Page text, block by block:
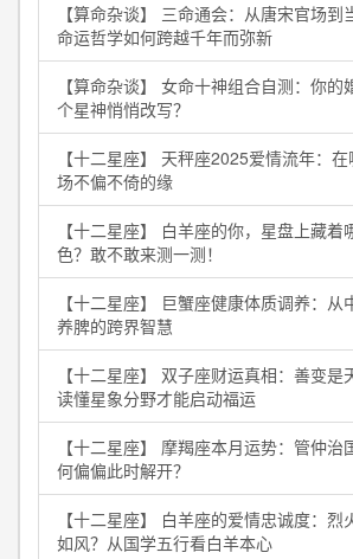
【算命杂谈】 三命通会：从唐宋官场到
命运哲学如何跨越千年而弥新
【算命杂谈】 女命十神组合自测：你的
个星神悄悄改写？
【十二星座】 天秤座2025爱情流年：
场不偏不倚的缘
【十二星座】 白羊座的你，星盘上藏着
色？敢不敢来测一测！
【十二星座】 巨蟹座健康体质调养：从
养脾的跨界智慧
【十二星座】 双子座财运真相：善变是
读懂星象分野才能启动福运
【十二星座】 摩羯座本月运势：管仲治
何偏偏此时解开？
【十二星座】 白羊座的爱情忠诚度：烈
如风？从国学五行看白羊本心